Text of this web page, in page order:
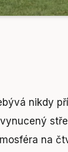
nikdy
na